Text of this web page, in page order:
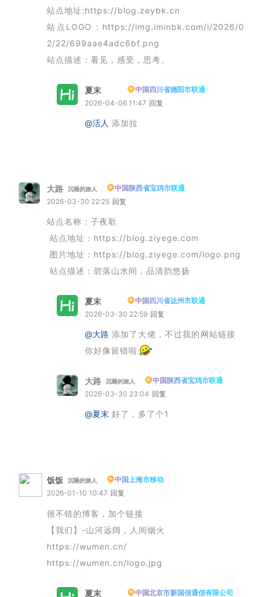
站点地址:https://blog.zeybk.cn
站点LOGO：https://img.iminbk.com/i/2026/0
2/22/699aae4adc6bf.png
站点描述：看见，感受，思考。
夏末
中国四川省德阳市联通
2026-04-06 11:47 回复
@活人 添加拉
大路 沉睡的旅人
中国陕西省宝鸡市联通
2026-03-30 22:25 回复
站点名称：子夜歌
站点地址：https://blog.ziyege.com
图片地址：https://blog.ziyege.com/logo.png
站点描述：碧落山水间，品清韵悠扬
夏末
中国四川省达州市联通
2026-03-30 22:59 回复
@大路 添加了大佬，不过我的网站链接
你好像留错啦
大路 沉睡的旅人
中国陕西省宝鸡市联通
2026-03-30 23:04 回复
@夏末 好了，多了个1
饭饭 沉睡的旅人
中国上海市移动
2026-01-10 10:47 回复
很不错的博客，加个链接
【我们】-山河远阔，人间烟火
https://wumen.cn/
https://wumen.cn/logo.jpg
夏末
中国北京市新国信通信有限公司